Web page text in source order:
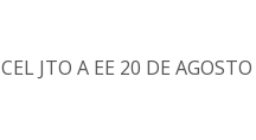
CEL JTO A EE 20 DE AGOSTO